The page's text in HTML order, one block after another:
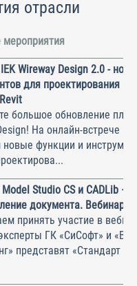
отрасли
мероприятия
Wireway Design 2.0 -
для проектирования
большое обновление
На онлайн-встрече
новые функции и
Studio CS и CADLib —
документа. Вебинар
принять участие в
ГК «СиСофт» и
представят «Стандарт